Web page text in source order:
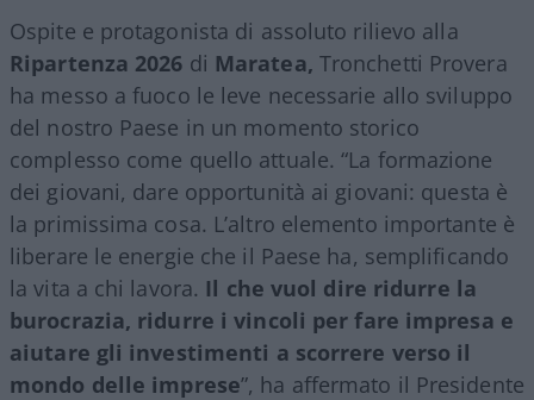
Ospite e protagonista di assoluto rilievo alla
Ripartenza 2026 di Maratea, Tronchetti Provera
ha messo a fuoco le leve necessarie allo sviluppo
del nostro Paese in un momento storico
complesso come quello attuale. “La formazione
dei giovani, dare opportunità ai giovani: questa è
la primissima cosa. L’altro elemento importante è
liberare le energie che il Paese ha, semplificando
la vita a chi lavora. Il che vuol dire ridurre la
burocrazia, ridurre i vincoli per fare impresa e
aiutare gli investimenti a scorrere verso il
mondo delle imprese”, ha affermato il Presidente